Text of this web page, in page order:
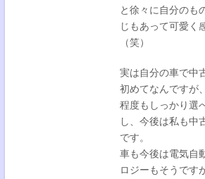
と徐々に自分のも
じもあって可愛く
（笑）
実は自分の車で中
初めてなんですが
程度もしっかり選
し、今後は私も中
です。
車も今後は電気自
ロジーもそうです